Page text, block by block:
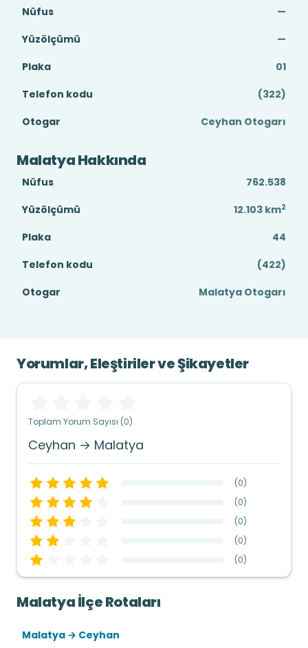
Nüfus
—
Yüzölçümü
—
Plaka
01
Telefon kodu
(322)
Otogar
Ceyhan Otogarı
Malatya Hakkında
Nüfus
762.538
Yüzölçümü
12.103 km2
Plaka
44
Telefon kodu
(422)
Otogar
Malatya Otogarı
Yorumlar, Eleştiriler ve Şikayetler
Toplam Yorum Sayısı (0)
Ceyhan → Malatya
(0)
(0)
(0)
(0)
(0)
Malatya İlçe Rotaları
Malatya → Ceyhan